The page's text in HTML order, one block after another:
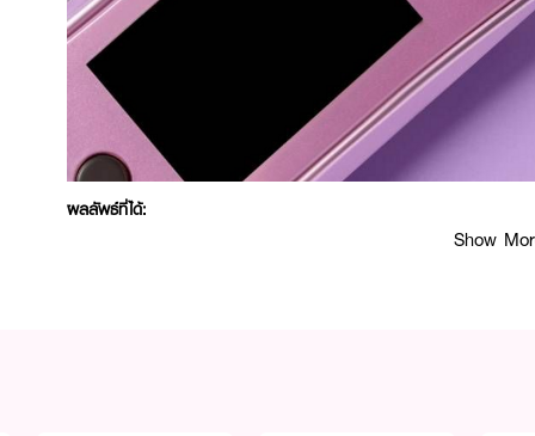
ผลลัพธ์ที่ได้:
บลัชบาล์มเนื้อนุ่มแบบแท่งที่พกพาสะดวก เกลี่ยง่าย ไม่เหนียวเหนอะหนะ ช่
Show